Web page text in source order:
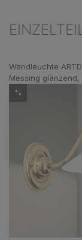
Wandleuchte
Messing glänzend,
%